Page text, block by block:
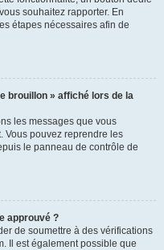
souhaitez rapporter. En
étapes nécessaires afin de
brouillon » affiché lors de la
les messages que vous
Vous pouvez reprendre les
le panneau de contrôle de
approuvé ?
de soumettre à des vérifications
Il est également possible que